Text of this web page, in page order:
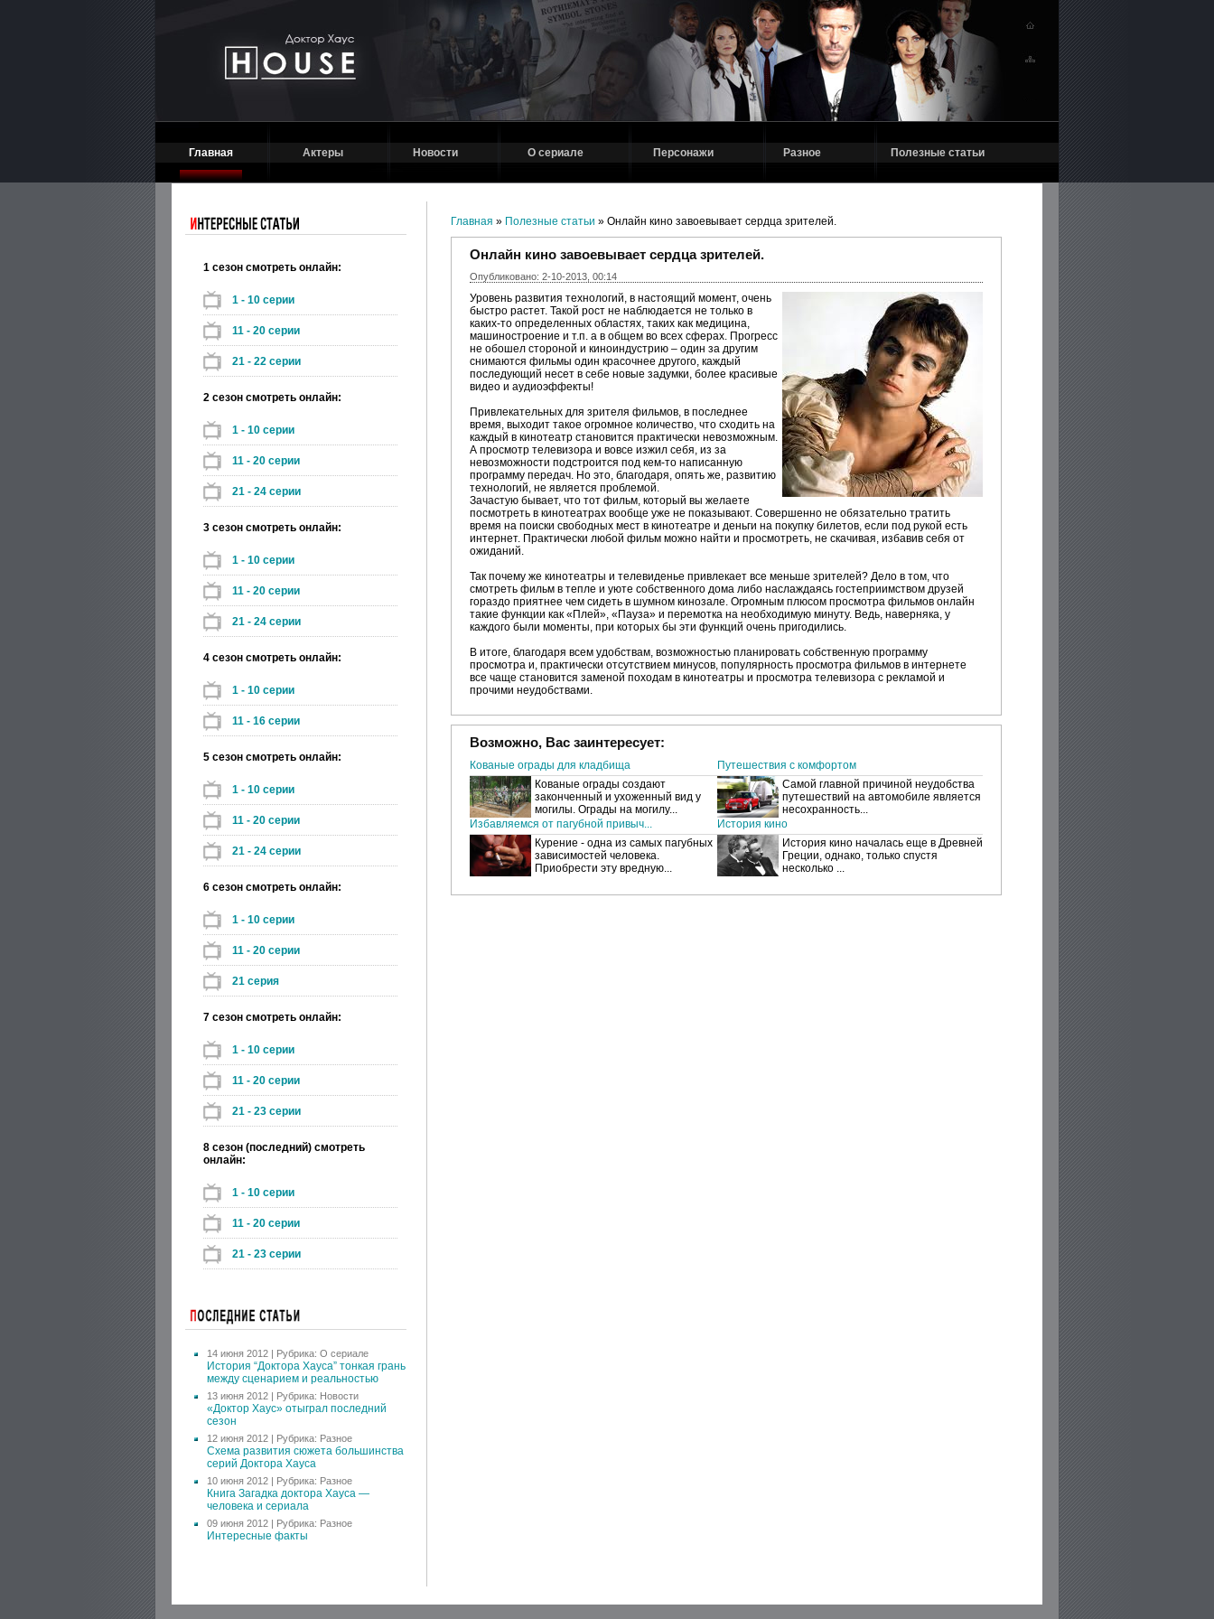
Главная Актеры Новости О сериале Персонажи Разное Полезные статьи
1 сезон смотреть онлайн:
1 - 10 серии
11 - 20 серии
21 - 22 серии
2 сезон смотреть онлайн:
1 - 10 серии
11 - 20 серии
21 - 24 серии
3 сезон смотреть онлайн:
1 - 10 серии
11 - 20 серии
21 - 24 серии
4 сезон смотреть онлайн:
1 - 10 серии
11 - 16 серии
5 сезон смотреть онлайн:
1 - 10 серии
11 - 20 серии
21 - 24 серии
6 сезон смотреть онлайн:
1 - 10 серии
11 - 20 серии
21 серия
7 сезон смотреть онлайн:
1 - 10 серии
11 - 20 серии
21 - 23 серии
8 сезон (последний) смотреть
онлайн:
1 - 10 серии
11 - 20 серии
21 - 23 серии
14 июня 2012 | Рубрика: О сериале
История “Доктора Хауса” тонкая грань
между сценарием и реальностью
13 июня 2012 | Рубрика: Новости
«Доктор Хаус» отыграл последний
сезон
12 июня 2012 | Рубрика: Разное
Схема развития сюжета большинства
серий Доктора Хауса
10 июня 2012 | Рубрика: Разное
Книга Загадка доктора Хауса —
человека и сериала
09 июня 2012 | Рубрика: Разное
Интересные факты
Главная » Полезные статьи » Онлайн кино завоевывает сердца зрителей.
Онлайн кино завоевывает сердца зрителей.
Опубликовано: 2-10-2013, 00:14
Уровень развития технологий, в настоящий момент, очень
быстро растет. Такой рост не наблюдается не только в
каких-то определенных областях, таких как медицина,
машиностроение и т.п. а в общем во всех сферах. Прогресс
не обошел стороной и киноиндустрию – один за другим
снимаются фильмы один красочнее другого, каждый
последующий несет в себе новые задумки, более красивые
видео и аудиоэффекты!
Привлекательных для зрителя фильмов, в последнее
время, выходит такое огромное количество, что сходить на
каждый в кинотеатр становится практически невозможным.
А просмотр телевизора и вовсе изжил себя, из за
невозможности подстроится под кем-то написанную
программу передач. Но это, благодаря, опять же, развитию
технологий, не является проблемой.
Зачастую бывает, что тот фильм, который вы желаете
посмотреть в кинотеатрах вообще уже не показывают. Совершенно не обязательно тратить
время на поиски свободных мест в кинотеатре и деньги на покупку билетов, если под рукой есть
интернет. Практически любой фильм можно найти и просмотреть, не скачивая, избавив себя от
ожиданий.
Так почему же кинотеатры и телевиденье привлекает все меньше зрителей? Дело в том, что
смотреть фильм в тепле и уюте собственного дома либо наслаждаясь гостеприимством друзей
гораздо приятнее чем сидеть в шумном кинозале. Огромным плюсом просмотра фильмов онлайн
такие функции как «Плей», «Пауза» и перемотка на необходимую минуту. Ведь, наверняка, у
каждого были моменты, при которых бы эти функций очень пригодились.
В итоге, благодаря всем удобствам, возможностью планировать собственную программу
просмотра и, практически отсутствием минусов, популярность просмотра фильмов в интернете
все чаще становится заменой походам в кинотеатры и просмотра телевизора с рекламой и
прочими неудобствами.
Возможно, Вас заинтересует:
Кованые ограды для кладбища
Кованые ограды создают
законченный и ухоженный вид у
могилы. Ограды на могилу...
Путешествия с комфортом
Самой главной причиной неудобства
путешествий на автомобиле является
несохранность...
Избавляемся от пагубной привыч...
Курение - одна из самых пагубных
зависимостей человека.
Приобрести эту вредную...
История кино
История кино началась еще в Древней
Греции, однако, только спустя
несколько ...